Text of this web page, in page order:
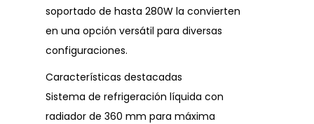
soportado de hasta 280W la convierten
en una opción versátil para diversas
configuraciones.
Características destacadas
Sistema de refrigeración líquida con
radiador de 360 mm para máxima